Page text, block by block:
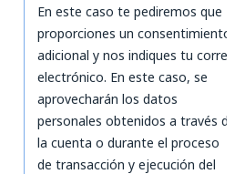
En este caso te pediremos que
proporciones un consentimiento
adicional y nos indiques tu correo
electrónico. En este caso, se
aprovecharán los datos
personales obtenidos a través de
la cuenta o durante el proceso
de transacción y ejecución del